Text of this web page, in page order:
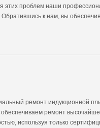
проблем наши
к нам, вы
ремонт индукционной
ремонт
используя только